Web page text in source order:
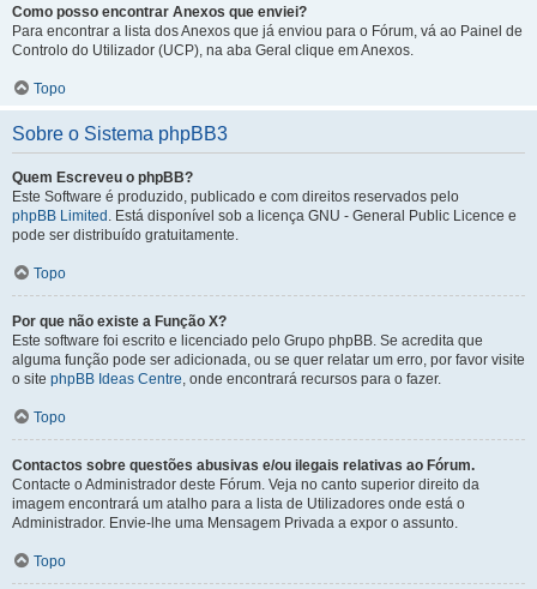
Como posso encontrar Anexos que enviei?
Para encontrar a lista dos Anexos que já enviou para o Fórum, vá ao Painel de
Controlo do Utilizador (UCP), na aba Geral clique em Anexos.
Topo
Sobre o Sistema phpBB3
Quem Escreveu o phpBB?
Este Software é produzido, publicado e com direitos reservados pelo
phpBB Limited . Está disponível sob a licença GNU - General Public Licence e
pode ser distribuído gratuitamente.
Topo
Por que não existe a Função X?
Este software foi escrito e licenciado pelo Grupo phpBB. Se acredita que
alguma função pode ser adicionada, ou se quer relatar um erro, por favor visite
o site phpBB Ideas Centre, onde encontrará recursos para o fazer.
Topo
Contactos sobre questões abusivas e/ou ilegais relativas ao Fórum.
Contacte o Administrador deste Fórum. Veja no canto superior direito da
imagem encontrará um atalho para a lista de Utilizadores onde está o
Administrador. Envie-lhe uma Mensagem Privada a expor o assunto.
Topo